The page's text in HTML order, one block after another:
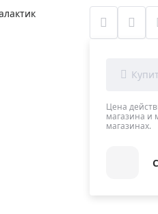
литература
Цена
магазина и
магазинах.